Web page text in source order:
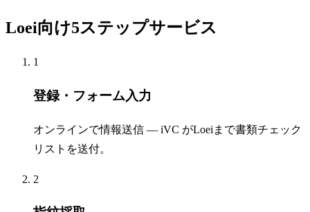
Loei向け5ステップサービス
1
登録・フォーム入力
オンラインで情報送信 — iVC がLoeiまで書類チェック
リストを送付。
2